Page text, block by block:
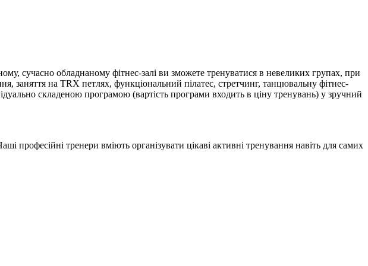
сучасно обладнаному фітнес-залі ви зможете тренуватися в невеликих групах, при
заняття на TRX петлях, функціональний пілатес, стретчинг, танцювальну фітнес-
складеною програмою (вартість програми входить в ціну тренувань) у зручний
професійні тренери вміють організувати цікаві активні тренування навіть для самих